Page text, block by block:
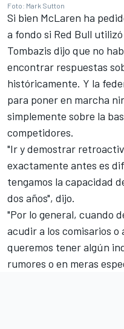
Foto: Mark Sutton
Si bien McLaren ha
a fondo si Red Bull
Tombazis dijo que no
encontrar respuestas
históricamente. Y la
para poner en marcha
simplemente sobre la
competidores.
"Ir y demostrar
exactamente antes es
tengamos la capacidad
dos años", dijo.
"Por lo general, cuando
acudir a los comisarios o
queremos tener algún
rumores o en meras